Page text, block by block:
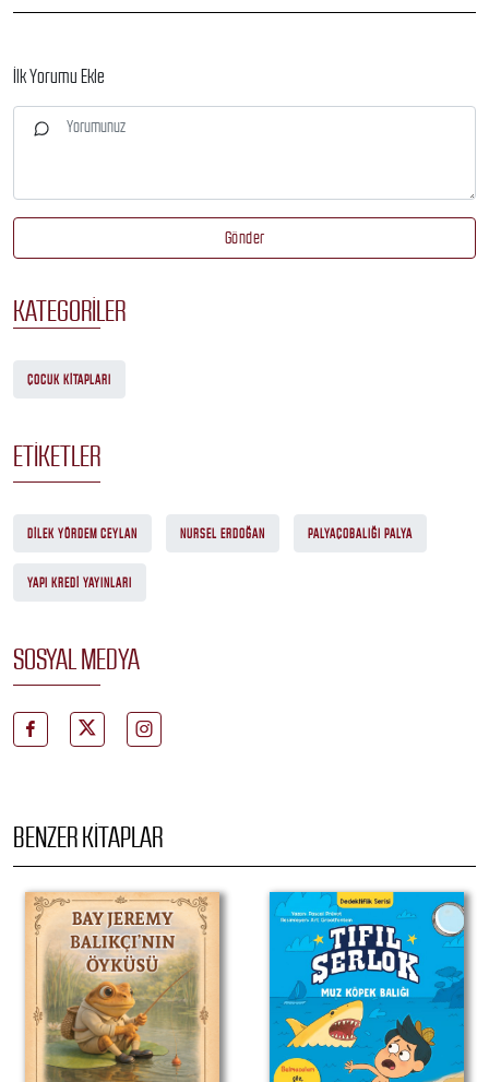
İlk Yorumu Ekle
Gönder
KATEGORILER
ÇOCUK KITAPLARI
ETIKETLER
DILEK YÖRDEM CEYLAN NURSEL ERDOĞAN PALYAÇOBALIĞI PALYA
YAPI KREDI YAYINLARI
SOSYAL MEDYA
BENZER KITAPLAR